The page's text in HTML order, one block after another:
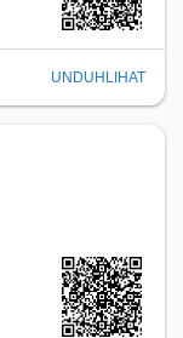
UNDUH LIHAT